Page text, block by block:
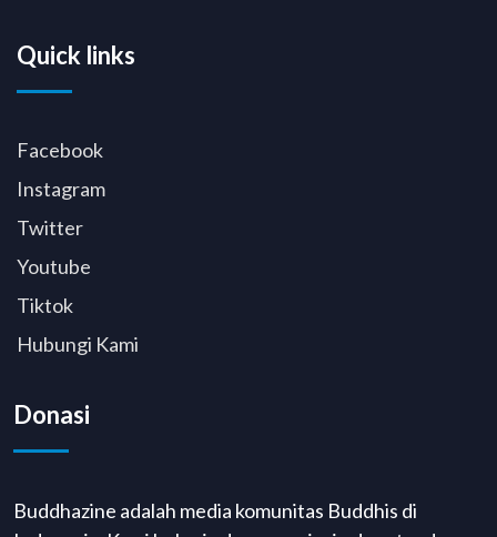
Quick links
Facebook
Instagram
Twitter
Youtube
Tiktok
Hubungi Kami
Donasi
Buddhazine adalah media komunitas Buddhis di